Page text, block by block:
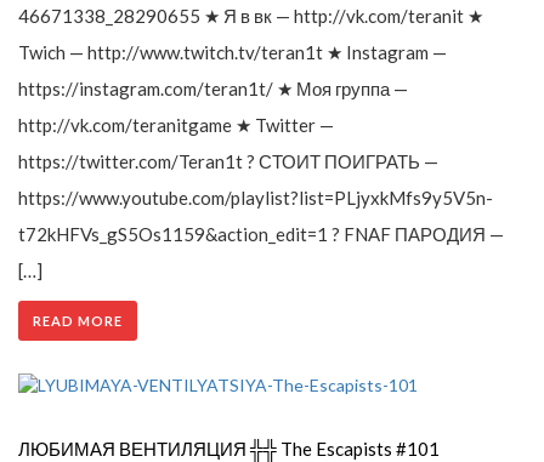
46671338_28290655 ★ Я в вк — http://vk.com/teranit ★
Twich — http://www.twitch.tv/teran1t ★ Instagram —
https://instagram.com/teran1t/ ★ Моя группа —
http://vk.com/teranitgame ★ Twitter —
https://twitter.com/Teran1t ? СТОИТ ПОИГРАТЬ —
https://www.youtube.com/playlist?list=PLjyxkMfs9y5V5n-
t72kHFVs_gS5Os1159&action_edit=1 ? FNAF ПАРОДИЯ —
[…]
READ MORE
ЛЮБИМАЯ ВЕНТИЛЯЦИЯ ╬╬ The Escapists #101